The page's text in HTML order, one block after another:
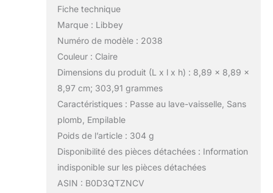
Fiche technique
Marque : Libbey
Numéro de modèle : 2038
Couleur : Claire
Dimensions du produit (L x l x h) : 8,89 x 8,89 x
8,97 cm; 303,91 grammes
Caractéristiques : Passe au lave-vaisselle, Sans
plomb, Empilable
Poids de l’article : 304 g
Disponibilité des pièces détachées : Information
indisponible sur les pièces détachées
ASIN : B0D3QTZNCV